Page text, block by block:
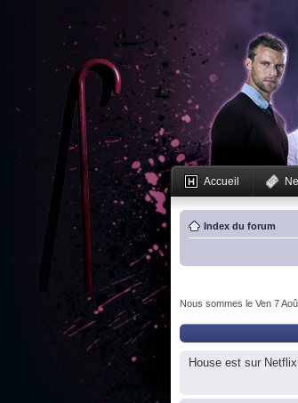
Accueil
Index du forum
Nous sommes le Ven 7
House est sur